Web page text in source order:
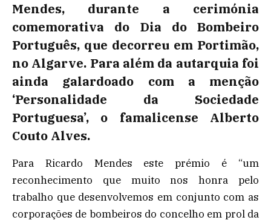
Mendes, durante a cerimónia
comemorativa do Dia do Bombeiro
Português, que decorreu em Portimão,
no Algarve. Para além da autarquia foi
ainda galardoado com a menção
‘Personalidade da Sociedade
Portuguesa’, o famalicense Alberto
Couto Alves.
Para Ricardo Mendes este prémio é “um
reconhecimento que muito nos honra pelo
trabalho que desenvolvemos em conjunto com as
corporações de bombeiros do concelho em prol da